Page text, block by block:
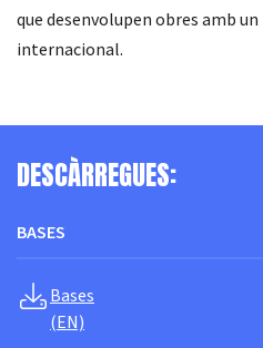
que desenvolupen obres amb
internacional.
DESCÀRREGUES:
BASES
Bases
(EN)